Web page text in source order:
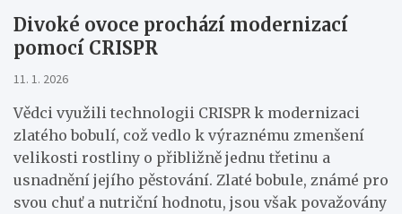
Divoké ovoce prochází modernizací
pomocí CRISPR
11. 1. 2026
Vědci využili technologii CRISPR k modernizaci
zlatého bobulí, což vedlo k výraznému zmenšení
velikosti rostliny o přibližně jednu třetinu a
usnadnění jejího pěstování. Zlaté bobule, známé pro
svou chuť a nutriční hodnotu, jsou však považovány